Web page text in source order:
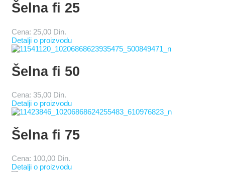
Šelna fi 25
Cena: 25,00 Din.
Detalji o proizvodu
Šelna fi 50
Cena: 35,00 Din.
Detalji o proizvodu
Šelna fi 75
Cena: 100,00 Din.
Detalji o proizvodu